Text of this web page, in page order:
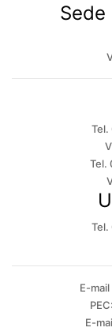
Tel.
Tel.
Tel.
E-mail
PEC:
E-